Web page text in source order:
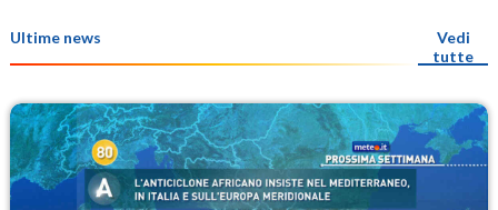
Ultime news
Vedi
tutte